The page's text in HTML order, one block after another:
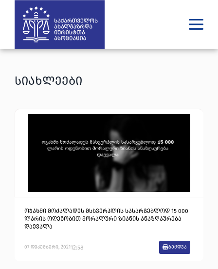
რას ვაკეთებთ
მედია
GEEN
სიახლეები
ოჯახში მოძალადეს მსხვერპლის სასარგებლოდ 15 000
ლარის ოდენობით მორალური ზიანის ანაზღაურება
დაევალა
07 დეკემბერი, 202112:58 ბეჭდვა